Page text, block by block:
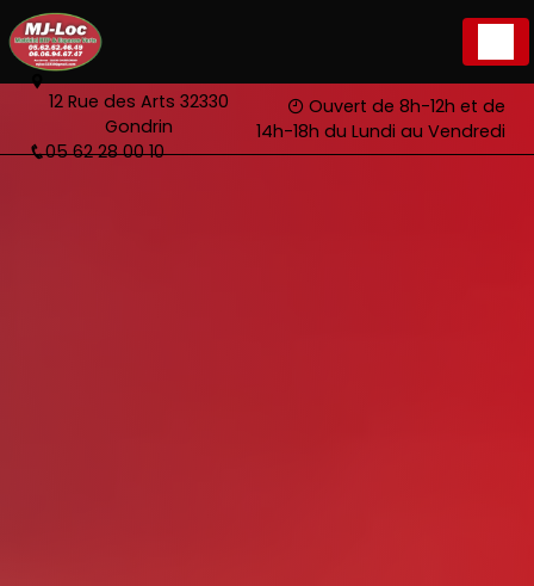
12 Rue des Arts 32330
Gondrin
05 62 28 00 10
Ouvert de 8h-12h et de
14h-18h du Lundi au Vendredi
Panneau de gestion des cookies